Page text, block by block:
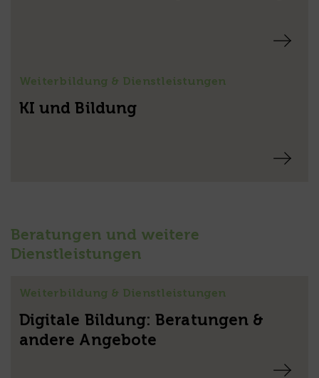
Weiterbildung & Dienstleistungen
KI und Bildung
Beratungen und weitere
Dienstleistungen
Weiterbildung & Dienstleistungen
Digitale Bildung: Beratungen &
andere Angebote